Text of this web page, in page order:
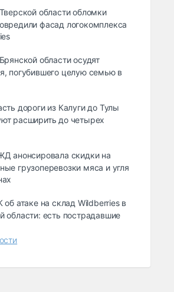
области обломки
фасад логокомплекса
области осудят
погубившего целую семью в
дороги из Калуги до Тулы
расширить до четырех
анонсировала скидки на
грузоперевозки мяса и угля
об атаке на склад Wildberries в
области: есть пострадавшие